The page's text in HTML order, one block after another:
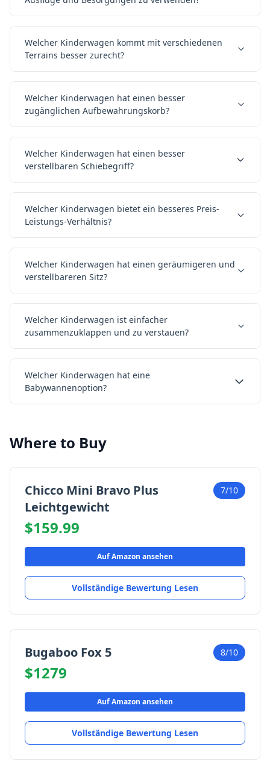
Welcher Kinderwagen kommt mit verschiedenen
Terrains besser zurecht?
Welcher Kinderwagen hat einen besser
zugänglichen Aufbewahrungskorb?
Welcher Kinderwagen hat einen besser
verstellbaren Schiebegriff?
Welcher Kinderwagen bietet ein besseres Preis-
Leistungs-Verhältnis?
Welcher Kinderwagen hat einen geräumigeren und
verstellbareren Sitz?
Welcher Kinderwagen ist einfacher
zusammenzuklappen und zu verstauen?
Welcher Kinderwagen hat eine
Babywannenoption?
Where to Buy
Chicco Mini Bravo Plus
Leichtgewicht
$159.99
7/10
Auf Amazon ansehen
Vollständige Bewertung Lesen
Bugaboo Fox 5
$1279
8/10
Auf Amazon ansehen
Vollständige Bewertung Lesen